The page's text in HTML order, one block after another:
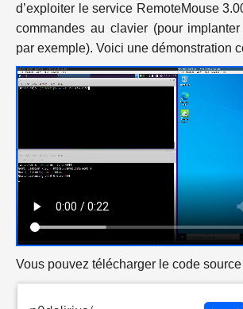
d’exploiter le service RemoteMouse
commandes au clavier (pour implanter
par exemple). Voici une démonstration
Vous pouvez télécharger le code source